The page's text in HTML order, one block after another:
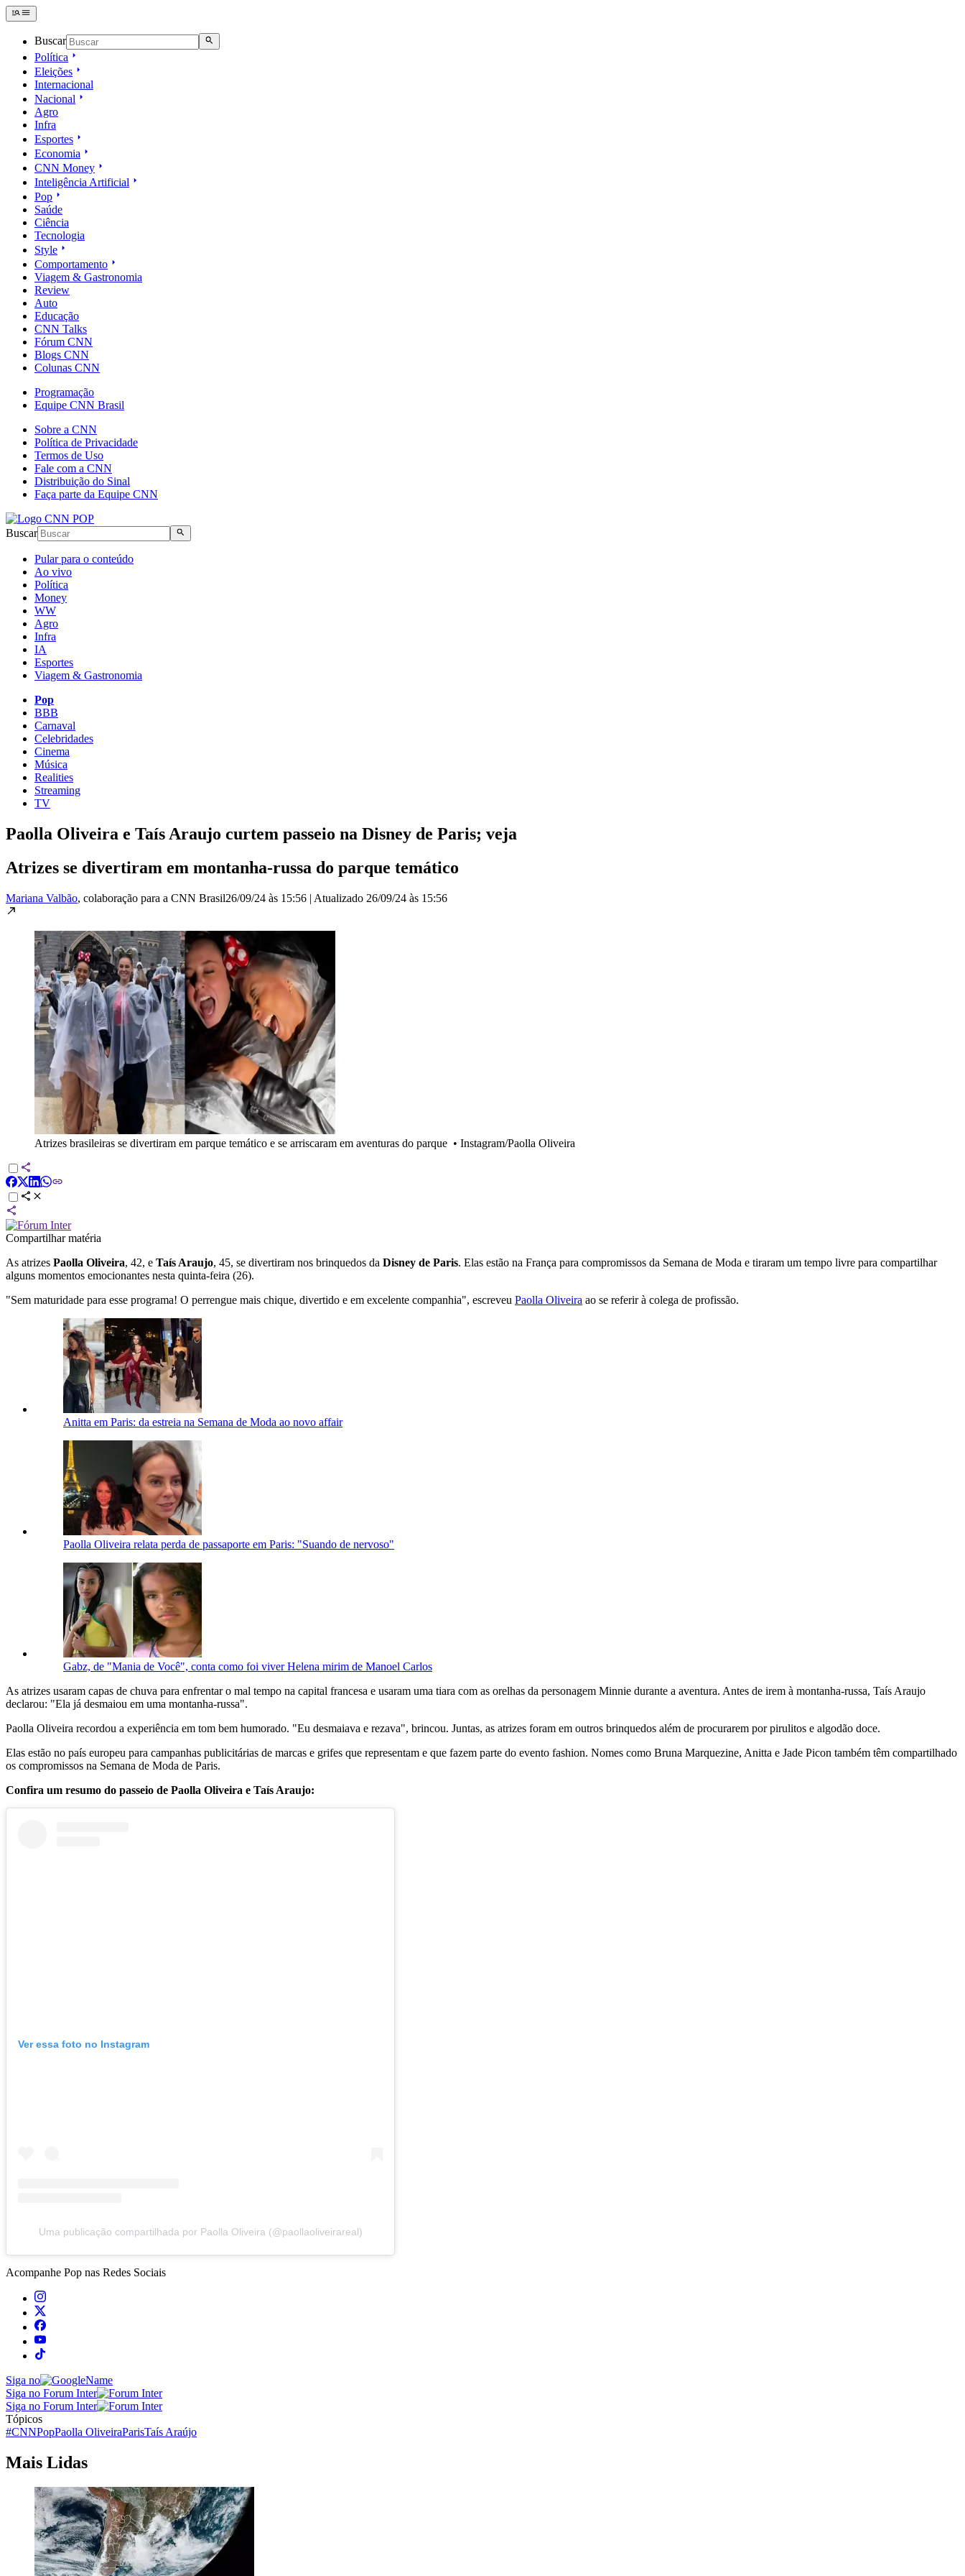
Buscar
Política
Eleições
Internacional
Nacional
Agro
Infra
Esportes
Economia
CNN Money
Inteligência Artificial
Pop
Saúde
Ciência
Tecnologia
Style
Comportamento
Viagem & Gastronomia
Review
Auto
Educação
CNN Talks
Fórum CNN
Blogs CNN
Colunas CNN
Programação
Equipe CNN Brasil
Sobre a CNN
Política de Privacidade
Termos de Uso
Fale com a CNN
Distribuição do Sinal
Faça parte da Equipe CNN
Buscar
Pular para o conteúdo
Ao vivo
Política
Money
WW
Agro
Infra
IA
Esportes
Viagem & Gastronomia
Pop
BBB
Carnaval
Celebridades
Cinema
Música
Realities
Streaming
TV
Paolla Oliveira e Taís Araujo curtem passeio na Disney de Paris; veja
Atrizes se divertiram em montanha-russa do parque temático
Mariana Valbão, colaboração para a CNN Brasil26/09/24 às 15:56 | Atualizado 26/09/24 às 15:56
Atrizes brasileiras se divertiram em parque temático e se arriscaram em aventuras do parque • Instagram/Paolla Oliveira
Compartilhar matéria
As atrizes Paolla Oliveira, 42, e Taís Araujo, 45, se divertiram nos brinquedos da Disney de Paris. Elas estão na França para compromissos da Semana de Moda e tiraram um tempo livre para compartilhar
alguns momentos emocionantes nesta quinta-feira (26).
"Sem maturidade para esse programa! O perrengue mais chique, divertido e em excelente companhia", escreveu Paolla Oliveira ao se referir à colega de profissão.
Anitta em Paris: da estreia na Semana de Moda ao novo affair
Paolla Oliveira relata perda de passaporte em Paris: "Suando de nervoso"
Gabz, de "Mania de Você", conta como foi viver Helena mirim de Manoel Carlos
As atrizes usaram capas de chuva para enfrentar o mal tempo na capital francesa e usaram uma tiara com as orelhas da personagem Minnie durante a aventura. Antes de irem à montanha-russa, Taís Araujo
declarou: "Ela já desmaiou em uma montanha-russa".
Paolla Oliveira recordou a experiência em tom bem humorado. "Eu desmaiava e rezava", brincou. Juntas, as atrizes foram em outros brinquedos além de procurarem por pirulitos e algodão doce.
Elas estão no país europeu para campanhas publicitárias de marcas e grifes que representam e que fazem parte do evento fashion. Nomes como Bruna Marquezine, Anitta e Jade Picon também têm compartilhado
os compromissos na Semana de Moda de Paris.
Confira um resumo do passeio de Paolla Oliveira e Taís Araujo:
Ver essa foto no Instagram
Uma publicação compartilhada por Paolla Oliveira (@paollaoliveirareal)
Acompanhe Pop nas Redes Sociais
Siga no
Siga no Forum Inter
Siga no Forum Inter
Tópicos
#CNNPopPaolla OliveiraParisTaís Araújo
Mais Lidas